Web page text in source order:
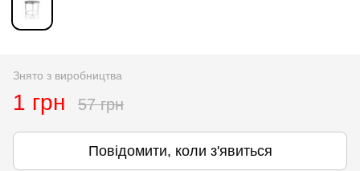
Знято з виробництва
1 грн 57 грн
Повідомити, коли з'явиться